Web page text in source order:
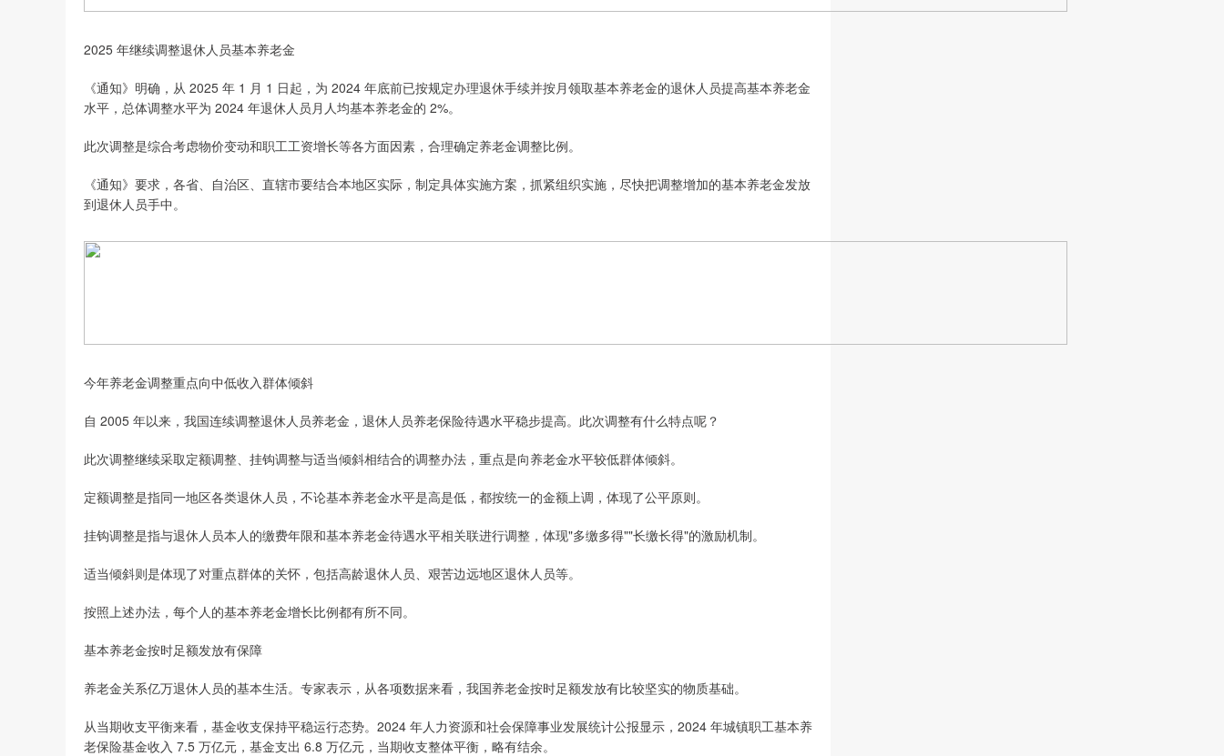
2025 年继续调整退休人员基本养老金
《通知》明确，从 2025 年 1 月 1 日起，为 2024 年底前已按规定办理退休手续并按月领取基本养老金的退休人员提高基本养老金
水平，总体调整水平为 2024 年退休人员月人均基本养老金的 2%。
此次调整是综合考虑物价变动和职工工资增长等各方面因素，合理确定养老金调整比例。
《通知》要求，各省、自治区、直辖市要结合本地区实际，制定具体实施方案，抓紧组织实施，尽快把调整增加的基本养老金发放
到退休人员手中。
今年养老金调整重点向中低收入群体倾斜
自 2005 年以来，我国连续调整退休人员养老金，退休人员养老保险待遇水平稳步提高。此次调整有什么特点呢？
此次调整继续采取定额调整、挂钩调整与适当倾斜相结合的调整办法，重点是向养老金水平较低群体倾斜。
定额调整是指同一地区各类退休人员，不论基本养老金水平是高是低，都按统一的金额上调，体现了公平原则。
挂钩调整是指与退休人员本人的缴费年限和基本养老金待遇水平相关联进行调整，体现"多缴多得""长缴长得"的激励机制。
适当倾斜则是体现了对重点群体的关怀，包括高龄退休人员、艰苦边远地区退休人员等。
按照上述办法，每个人的基本养老金增长比例都有所不同。
基本养老金按时足额发放有保障
养老金关系亿万退休人员的基本生活。专家表示，从各项数据来看，我国养老金按时足额发放有比较坚实的物质基础。
从当期收支平衡来看，基金收支保持平稳运行态势。2024 年人力资源和社会保障事业发展统计公报显示，2024 年城镇职工基本养
老保险基金收入 7.5 万亿元，基金支出 6.8 万亿元，当期收支整体平衡，略有结余。